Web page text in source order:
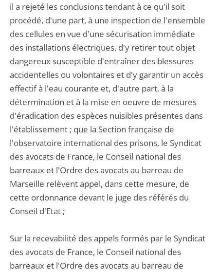
il a rejeté les conclusions tendant à ce qu'il soit
procédé, d'une part, à une inspection de l'ensemble
des cellules en vue d'une sécurisation immédiate
des installations électriques, d'y retirer tout objet
dangereux susceptible d'entraîner des blessures
accidentelles ou volontaires et d'y garantir un accès
effectif à l'eau courante et, d'autre part, à la
détermination et à la mise en oeuvre de mesures
d'éradication des espèces nuisibles présentes dans
l'établissement ; que la Section française de
l'observatoire international des prisons, le Syndicat
des avocats de France, le Conseil national des
barreaux et l'Ordre des avocats au barreau de
Marseille relèvent appel, dans cette mesure, de
cette ordonnance devant le juge des référés du
Conseil d'Etat ;
Sur la recevabilité des appels formés par le Syndicat
des avocats de France, le Conseil national des
barreaux et l'Ordre des avocats au barreau de